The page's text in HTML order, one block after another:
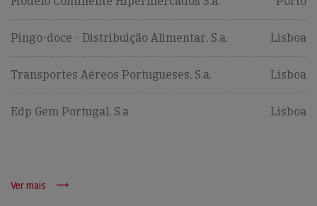
Pingo-doce - Distribuição Alimentar, S.a. Lisboa
Transportes Aéreos Portugueses, S.a. Lisboa
Edp Gem Portugal, S.a Lisboa
Ver mais